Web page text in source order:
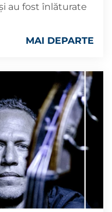
au fost înlăturate
MAI DEPARTE